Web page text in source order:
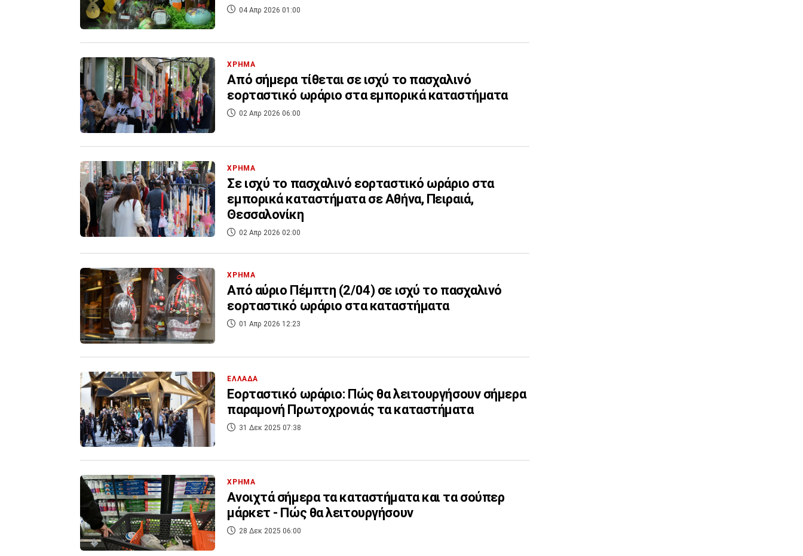
04 Απρ 2026 01:00
ΧΡΗΜΑ
Από σήμερα τίθεται σε ισχύ το πασχαλινό
εορταστικό ωράριο στα εμπορικά καταστήματα
02 Απρ 2026 06:00
ΧΡΗΜΑ
Σε ισχύ το πασχαλινό εορταστικό ωράριο στα
εμπορικά καταστήματα σε Αθήνα, Πειραιά,
Θεσσαλονίκη
02 Απρ 2026 02:00
ΧΡΗΜΑ
Από αύριο Πέμπτη (2/04) σε ισχύ το πασχαλινό
εορταστικό ωράριο στα καταστήματα
01 Απρ 2026 12:23
ΕΛΛΑΔΑ
Εορταστικό ωράριο: Πώς θα λειτουργήσουν σήμερα
παραμονή Πρωτοχρονιάς τα καταστήματα
31 Δεκ 2025 07:38
ΧΡΗΜΑ
Ανοιχτά σήμερα τα καταστήματα και τα σούπερ
μάρκετ - Πώς θα λειτουργήσουν
28 Δεκ 2025 06:00